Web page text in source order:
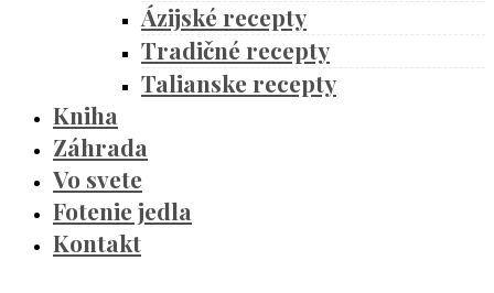
Ázijské recepty
Tradičné recepty
Talianske recepty
Kniha
Záhrada
Vo svete
Fotenie jedla
Kontakt